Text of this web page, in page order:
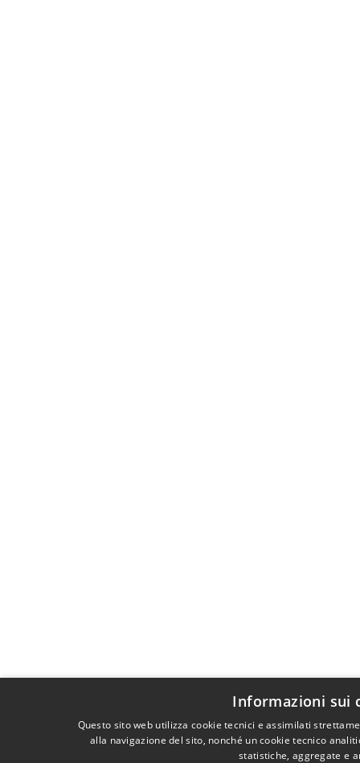
Informazioni sui
Questo sito web utilizza cookie tecnici e assimilati
alla navigazione del sito, nonché un cookie tecnico
statistiche, aggregate e